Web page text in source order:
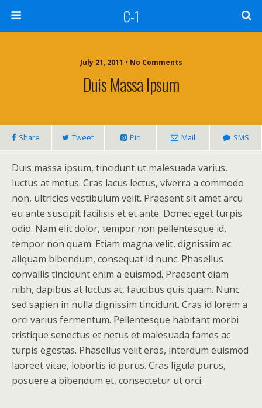
C-1
July 21, 2011 • No Comments
Duis Massa Ipsum
Share Tweet Pin Mail SMS
Duis massa ipsum, tincidunt ut malesuada varius,
luctus at metus. Cras lacus lectus, viverra a commodo
non, ultricies vestibulum velit. Praesent sit amet arcu
eu ante suscipit facilisis et et ante. Donec eget turpis
odio. Nam elit dolor, tempor non pellentesque id,
tempor non quam. Etiam magna velit, dignissim ac
aliquam bibendum, consequat id nunc. Phasellus
convallis tincidunt enim a euismod. Praesent diam
nibh, dapibus at luctus at, faucibus quis quam. Nunc
sed sapien in nulla dignissim tincidunt. Cras id lorem a
orci varius fermentum. Pellentesque habitant morbi
tristique senectus et netus et malesuada fames ac
turpis egestas. Phasellus velit eros, interdum euismod
laoreet vitae, lobortis id purus. Cras ligula purus,
posuere a bibendum et, consectetur ut orci.